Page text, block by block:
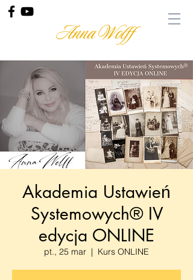
Anna Wolff
Akademia Ustawień
Systemowych® IV
edycja ONLINE
pt., 25 mar
  |
Kurs ONLINE